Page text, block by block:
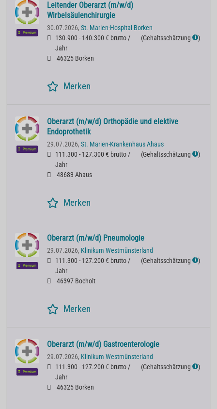
Premium
Leitender Oberarzt (m/w/d)
Wirbelsäulenchirurgie
30.07.2026, St. Marien-Hospital Borken
130.900 - 140.300 € brutto /
Jahr
(Gehaltsschätzung ℹ )
46325 Borken
Merken
Premium
Oberarzt (m/w/d) Orthopädie und elektive
Endoprothetik
29.07.2026, St. Marien-Krankenhaus Ahaus
111.300 - 127.300 € brutto /
Jahr
(Gehaltsschätzung ℹ )
48683 Ahaus
Merken
Premium
Oberarzt (m/w/d) Pneumologie
29.07.2026, Klinikum Westmünsterland
111.300 - 127.200 € brutto /
Jahr
(Gehaltsschätzung ℹ )
46397 Bocholt
Merken
Premium
Oberarzt (m/w/d) Gastroenterologie
29.07.2026, Klinikum Westmünsterland
111.300 - 127.200 € brutto /
Jahr
(Gehaltsschätzung ℹ )
46325 Borken